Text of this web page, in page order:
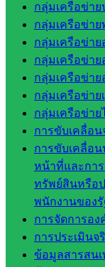
กลุ่มเครือข่าย
กลุ่มเครือข่าย
กลุ่มเครือข่าย
กลุ่มเครือข่า
กลุ่มเครือข่า
กลุ่มเครือข่าย
กลุ่มเครือข่าย
การขับเคลื่อน
การขับเคลื่อน
หน้าที่และกา
ทรัพย์สินหรือป
พนักงานของรั
การจัดการอง
การประเมินจ
ข้อมูลสารสนเ
กลุ่
มอำนวย
การ
กลุ่ม
บริหาร
งานงาน
เงินและ
สินทรัพย์
กลุ่มน
โยบาย
และแผน
กลุ่มส่ง
เสริมการ
จัดการ
ศึกษา